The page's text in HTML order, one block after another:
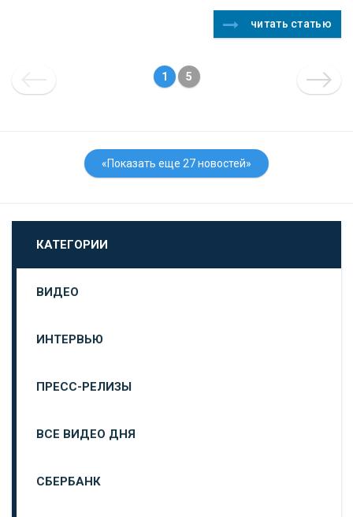
читать статью
1 5
«Показать еще 27 новостей»
КАТЕГОРИИ
ВИДЕО
ИНТЕРВЬЮ
ПРЕСС-РЕЛИЗЫ
ВСЕ ВИДЕО ДНЯ
СБЕРБАНК